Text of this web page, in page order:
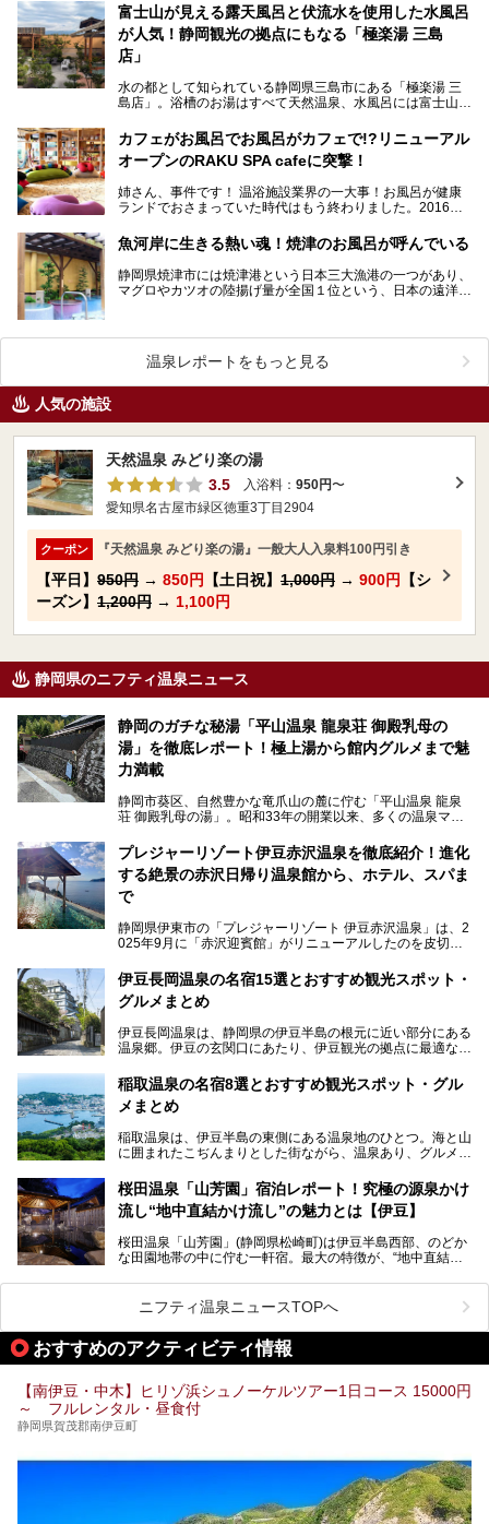
富士山が見える露天風呂と伏流水を使用した水風呂
が人気！静岡観光の拠点にもなる「極楽湯 三島
店」
水の都として知られている静岡県三島市にある「極楽湯 三
島店」。浴槽のお湯はすべて天然温泉、水風呂には富士山の
カフェがお風呂でお風呂がカフェで!?リニューアル
オープンのRAKU SPA cafeに突撃！
姉さん、事件です！ 温浴施設業界の一大事！お風呂が健康
ランドでおさまっていた時代はもう終わりました。2016年8
魚河岸に生きる熱い魂！焼津のお風呂が呼んでいる
静岡県焼津市には焼津港という日本三大漁港の一つがあり、
マグロやカツオの陸揚げ量が全国１位という、日本の遠洋漁
温泉レポートをもっと見る
人気の施設
天然温泉 みどり楽の湯
3.5
入浴料： 950円〜
愛知県名古屋市緑区徳重3丁目2904
クーポン 『天然温泉 みどり楽の湯』一般大人入泉料100円引き
【平日】 950円 → 850円 【土日祝】 1,000円 → 900円
【シ
ーズン】 1,200円 → 1,100円
静岡県のニフティ温泉ニュース
静岡のガチな秘湯「平山温泉 龍泉荘 御殿乳母の
湯」を徹底レポート！極上湯から館内グルメまで魅
力満載
静岡市葵区、自然豊かな竜爪山の麓に佇む「平山温泉 龍泉
荘 御殿乳母の湯」。昭和33年の開業以来、多くの温泉マニ
極上温泉です。お湯はもちろん、実はグルメも揃っているん
です。多くのファンを持つ、その圧倒的なこだわりと魅力を
解説します。
プレジャーリゾート伊豆赤沢温泉を徹底紹介！進化
する絶景の赤沢日帰り温泉館から、ホテル、スパま
で
静岡県伊東市の「プレジャーリゾート 伊豆赤沢温泉」は、2
025年9月に「赤沢迎賓館」がリニューアルしたのを皮切り
館」、「RED 28 HOTEL」がリニューアル。さらにこのあ
とグランピング施設のGRAX EARTH FIELD（グラックスア
ースフィールド）、大型屋内アミューズメント施設のPLEA
予定。
ャー施設など、現在リニューアルオープンしている施設を中
心に、家族連れでも大人だけでも、おひとりさまでも多彩な
楽しみ方ができる「プレジャーリゾート 伊豆赤沢温泉」を
───
この記事はプレジャーリゾート 伊豆赤沢温泉のPR記事で
す。
伊豆長岡温泉の名宿15選とおすすめ観光スポット・
グルメまとめ
伊豆長岡温泉は、静岡県の伊豆半島の根元に近い部分にある
温泉郷。伊豆の玄関口にあたり、伊豆観光の拠点に最適な立
ちろん日帰りでも楽しめるのが魅力です。
この記事では、伊豆長岡温泉の歴史や魅力、おすすめの宿を
る温泉施設も紹介します！
稲取温泉の名宿8選とおすすめ観光スポット・グル
メまとめ
稲取温泉は、伊豆半島の東側にある温泉地のひとつ。海と山
に囲まれたこぢんまりとした街ながら、温泉あり、グルメあ
京からは約2時間30分、直通電車もありアクセスしやすいの
もうれしいところ。
入れる温泉施設、チェックしたい観光スポットやアクティビ
ティなどを一挙にまとめピックアップ。伊豆稲取温泉を訪れ
桜田温泉「山芳園」宿泊レポート！究極の源泉かけ
流し“地中直結かけ流し”の魅力とは【伊豆】
桜田温泉「山芳園」(静岡県松崎町)は伊豆半島西部、のどか
な田園地帯の中に佇む一軒宿。最大の特徴が、“地中直結か
地下に眠る源泉を加水・加温・消毒無し、さらには途中過程
で空気にも触れさせることなく浴槽まで提供。「究極の源泉
かけ流し」と言っても決して過言ではありません。
今回、桜田温泉「山芳園」の“温泉”を中心に、その魅力を詳
細レポート。また口コミの評判も非常に高い宿であり、客室
や食事も併せて徹底紹介します！
ニフティ温泉ニュースTOPへ
おすすめのアクティビティ情報
【南伊豆・中木】ヒリゾ浜シュノーケルツアー1日コース 15000円
～ フルレンタル・昼食付
静岡県賀茂郡南伊豆町